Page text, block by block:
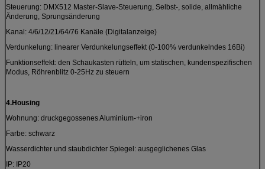
Steuerung: DMX512 Master-Slave-Steuerung, Selbst-, solide, allmähliche
Änderung, Sprungsänderung
Kanal: 4/6/12/21/64/76 Kanäle (Digitalanzeige)
Verdunkelung: linearer Verdunkelungseffekt (0-100% verdunkelndes 16Bi)
Funktionseffekt: den Schaukasten rütteln, um statischen, kundenspezifischen
Modus, Röhrenblitz 0-25Hz zu steuern
4.Housing
Wohnung: druckgegossenes Aluminium-+iron
Farbe: schwarz
Wasserdichter und staubdichter Spiegel: ausgeglichenes Glas
IP: IP20